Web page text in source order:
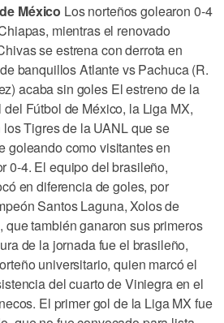
México Los norteños golearon 0-4
mientras el renovado
se estrena con derrota en
banquillos Atlante vs Pachuca (R.
acaba sin goles El estreno de la
Fútbol de México, la Liga MX,
Tigres de la UANL que se
goleando como visitantes en
0-4. El equipo del brasileño,
en diferencia de goles, por
Santos Laguna, Xolos de
que también ganaron sus primeros
de la jornada fue el brasileño,
universitario, quien marcó el
del cuarto de Viniegra en el
El primer gol de la Liga MX fue